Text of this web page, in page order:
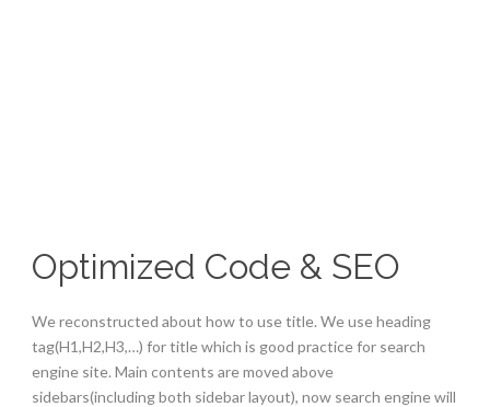
Optimized Code & SEO
We reconstructed about how to use title. We use heading
tag(H1,H2,H3,…) for title which is good practice for search
engine site. Main contents are moved above
sidebars(including both sidebar layout), now search engine will